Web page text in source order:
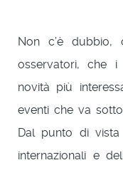
Non c’è dubbio,
osservatori, che i
novità più
eventi che va
Dal punto di vista
internazionali e